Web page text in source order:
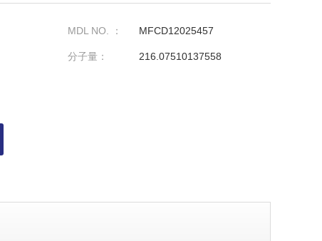
MDL NO. ： MFCD12025457
分子量： 216.07510137558